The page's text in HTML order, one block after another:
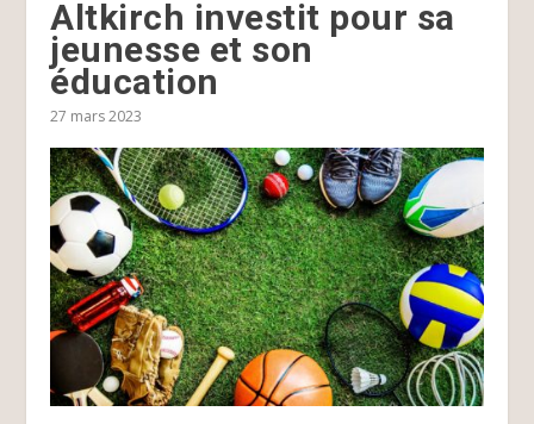
Altkirch investit pour sa
jeunesse et son
éducation
27 mars 2023